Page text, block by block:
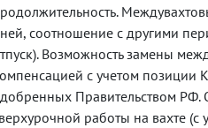
соотношение с другими
Возможность замены
с учетом позиции
Правительством РФ.
работы на вахте